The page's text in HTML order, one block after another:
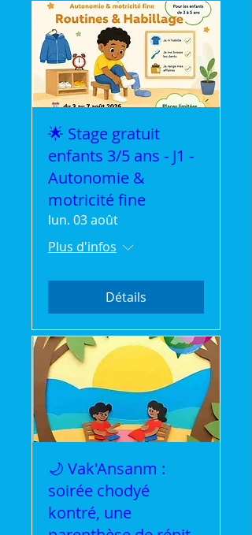
🌟 Stage gratuit
enfants 3/5 ans - J1 -
Autonomie &
motricité fine
lun. 03 août
Plus d'infos
Détails
🌙 Vak'Ansanm :
soirée chodyé
kontré, une